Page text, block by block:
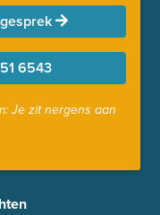
6543
Je zit nergens aan